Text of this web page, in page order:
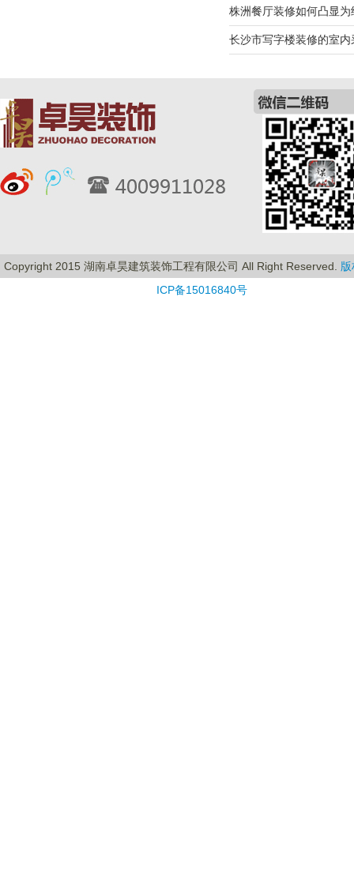
株洲餐厅装修如何凸显为
长沙市写字楼装修的室内
Copyright 2015 湖南卓昊建筑装饰工程有限公司 All Right Reserved.
ICP备15016840号